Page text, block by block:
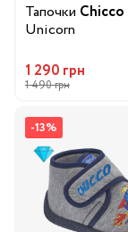
Тапочки Chicco
Unicorn
1 290 грн
1 490 грн
-13%